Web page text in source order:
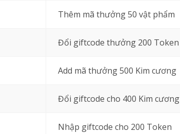
Thêm mã thưởng 50 vật phẩm
Đổi giftcode thưởng 200 Token
Add mã thưởng 500 Kim cương
Đổi giftcode cho 400 Kim cương
Nhập giftcode cho 200 Token